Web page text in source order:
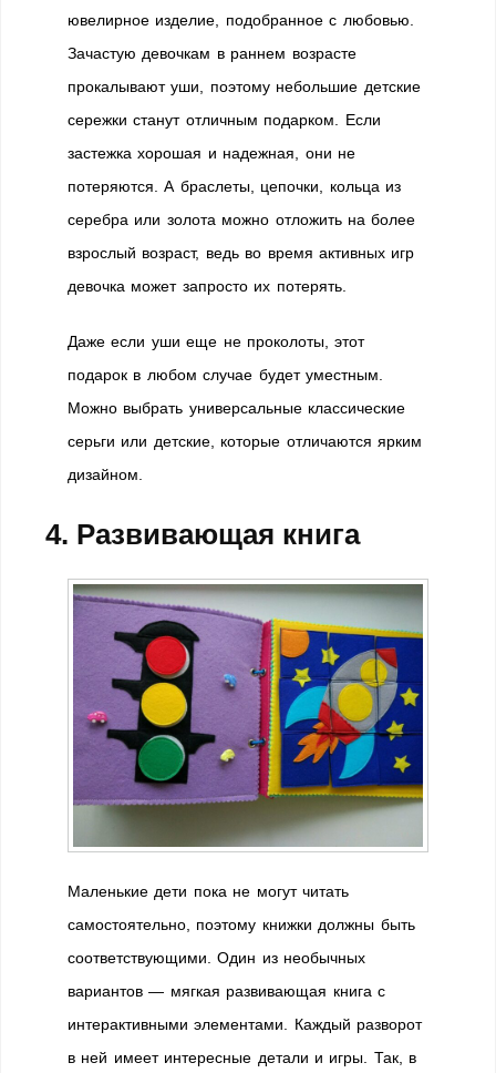
ювелирное изделие, подобранное с любовью.
Зачастую девочкам в раннем возрасте
прокалывают уши, поэтому небольшие детские
сережки станут отличным подарком. Если
застежка хорошая и надежная, они не
потеряются. А браслеты, цепочки, кольца из
серебра или золота можно отложить на более
взрослый возраст, ведь во время активных игр
девочка может запросто их потерять.
Даже если уши еще не проколоты, этот
подарок в любом случае будет уместным.
Можно выбрать универсальные классические
серьги или детские, которые отличаются ярким
дизайном.
4. Развивающая книга
Маленькие дети пока не могут читать
самостоятельно, поэтому книжки должны быть
соответствующими. Один из необычных
вариантов — мягкая развивающая книга с
интерактивными элементами. Каждый разворот
в ней имеет интересные детали и игры. Так, в